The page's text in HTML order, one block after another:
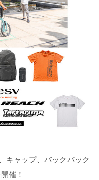
キャップ、バックパック
催！